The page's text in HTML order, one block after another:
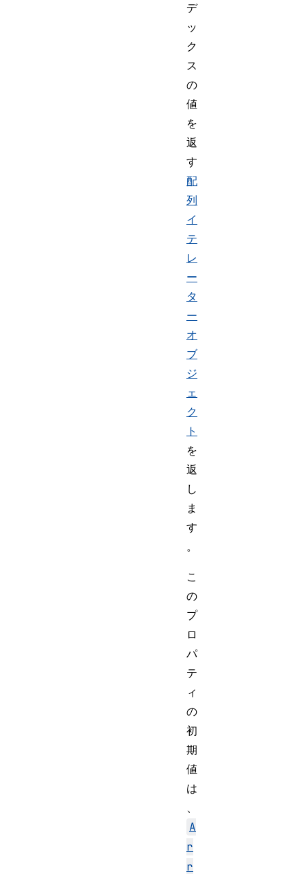
デ
ッ
ク
ス
の
値
を
返
す
配
列
イ
テ
レ
ー
タ
ー
オ
ブ
ジ
ェ
ク
ト
を
返
し
ま
す
。
こ
の
プ
ロ
パ
テ
ィ
の
初
期
値
は
、
A
r
r